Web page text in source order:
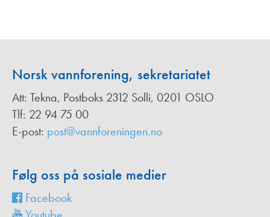
Norsk vannforening, sekretariatet
Att: Tekna, Postboks 2312 Solli, 0201 OSLO
Tlf: 22 94 75 00
E-post: post@vannforeningen.no
Følg oss på sosiale medier
Facebook